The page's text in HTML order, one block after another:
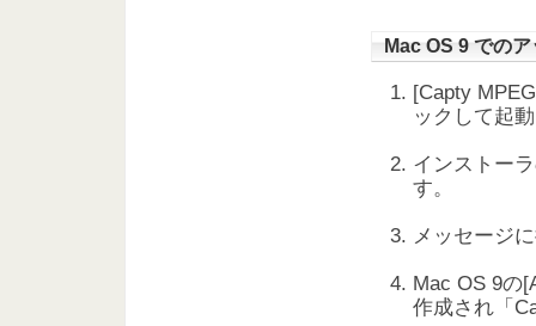
Mac OS 9 での
[Capty
ックして起
インストー
す。
メッセージ
Mac OS 9の
作成され「